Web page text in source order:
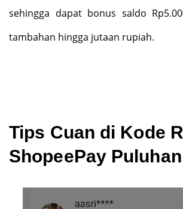
sehingga dapat bonus saldo
tambahan hingga jutaan rupiah.
Tips Cuan di Kode
ShopeePay